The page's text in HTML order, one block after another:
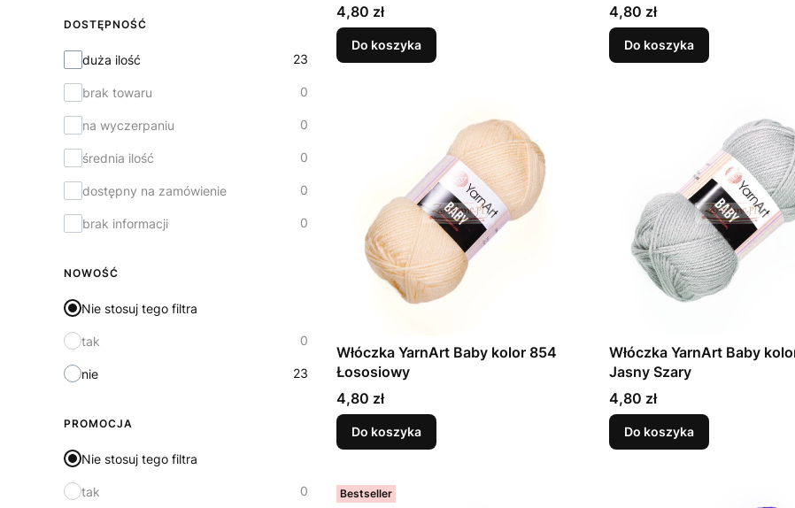
DOSTĘPNOŚĆ
Dostępność
duża ilość 23
brak towaru 0
na wyczerpaniu 0
średnia ilość 0
dostępny na zamówienie 0
brak informacji 0
NOWOŚĆ
Nie stosuj tego filtra
tak 0
nie 23
PROMOCJA
Nie stosuj tego filtra
tak 0
Cena
4,80 zł
Do koszyka
Cena
4,80 zł
Do koszyka
Włóczka YarnArt Baby kolor 854
Łososiowy
Cena
4,80 zł
Do koszyka
Włóczka YarnArt Baby
Jasny Szary
Cena
4,80 zł
Do koszyka
Bestseller